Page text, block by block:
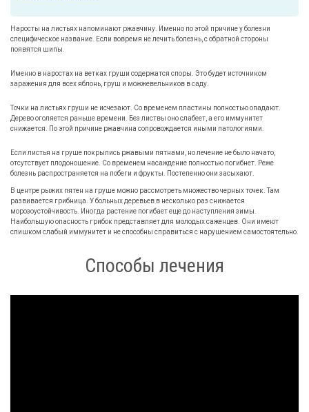
Наросты на листьях напоминают ржавчину. Именно по этой причине у болезни
специфическое название. Если вовремя не лечить болезнь, с обратной стороны
появятся шипы.
Именно в наростах на ветках груши содержатся споры. Это будет источником
заражения для всех яблонь, груш и можжевельников в саду.
Точки на листьях груши не исчезают. Со временем пластины полностью опадают.
Дерево оголяется раньше времени. Без листвы оно слабеет, а его иммунитет
снижается. По этой причине ржавчина сопровождается иными патологиями.
Если листья на груше покрылись ржавыми пятнами, но лечение не было начато,
отсутствует плодоношение. Со временем насаждение полностью погибнет. Реже
болезнь распространяется на побеги и фрукты. Постепенно они засыхают.
В центре рыжих пятен на груше можно рассмотреть множество черных точек. Там
развивается грибница. У больных деревьев в несколько раз снижается
морозоустойчивость. Иногда растение погибает еще до наступления зимы.
Наибольшую опасность грибок представляет для молодых саженцев. Они имеют
слишком слабый иммунитет и не способны справиться с нарушением самостоятельно.
Способы лечения